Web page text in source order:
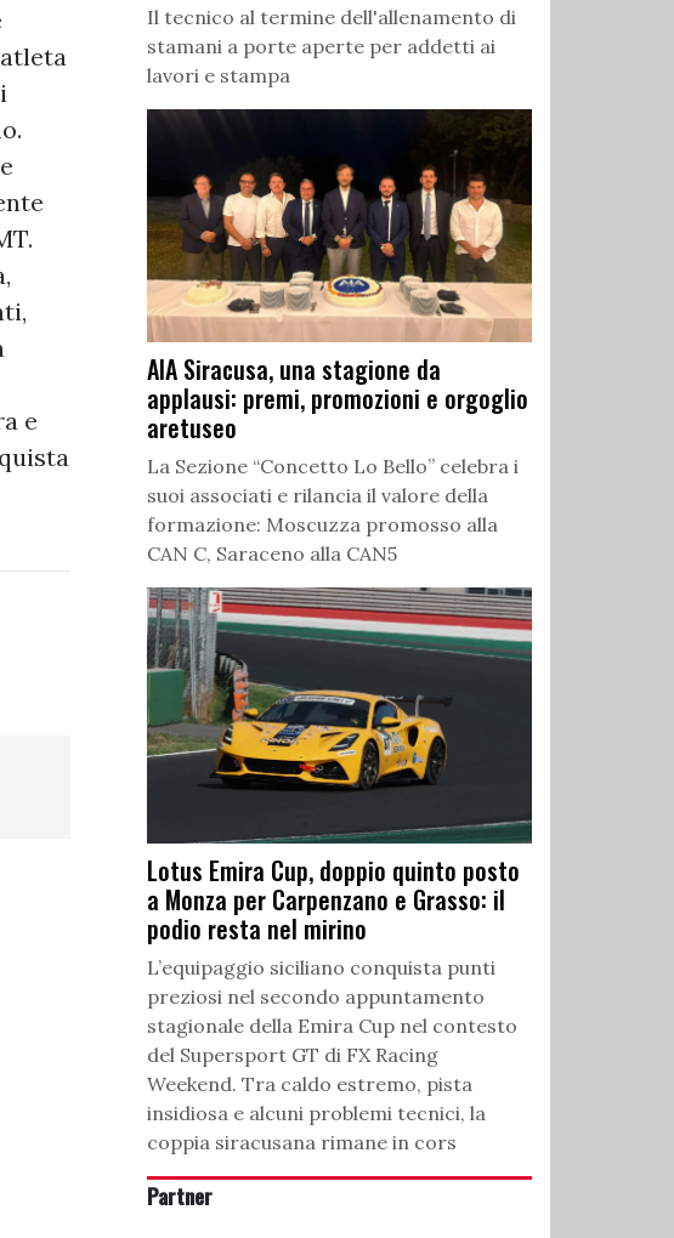
e
Il tecnico al termine dell'allenamento di
stamani a porte aperte per addetti ai
lavori e stampa
AIA Siracusa, una stagione da
applausi: premi, promozioni e orgoglio
aretuseo
La Sezione “Concetto Lo Bello” celebra i
suoi associati e rilancia il valore della
formazione: Moscuzza promosso alla
CAN C, Saraceno alla CAN5
Lotus Emira Cup, doppio quinto posto
a Monza per Carpenzano e Grasso: il
podio resta nel mirino
L’equipaggio siciliano conquista punti
preziosi nel secondo appuntamento
stagionale della Emira Cup nel contesto
del Supersport GT di FX Racing
Weekend. Tra caldo estremo, pista
insidiosa e alcuni problemi tecnici, la
coppia siracusana rimane in cors
Partner